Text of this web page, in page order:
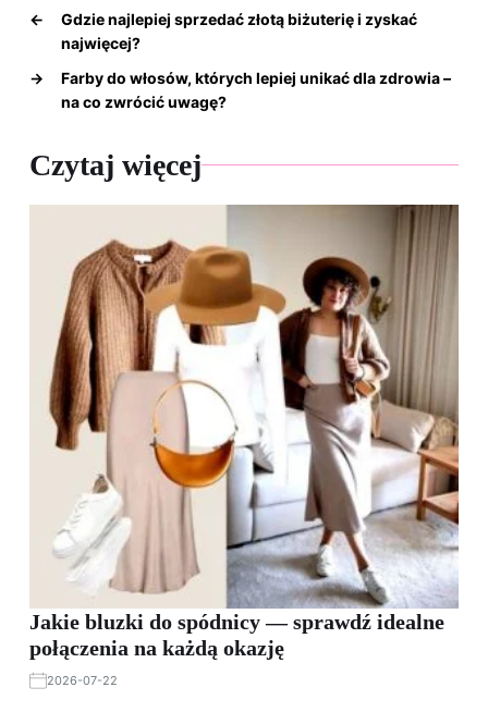
←
Gdzie najlepiej sprzedać złotą biżuterię i zyskać
najwięcej?
→
Farby do włosów, których lepiej unikać dla zdrowia –
na co zwrócić uwagę?
Czytaj więcej
Jakie bluzki do spódnicy — sprawdź idealne
połączenia na każdą okazję
2026-07-22